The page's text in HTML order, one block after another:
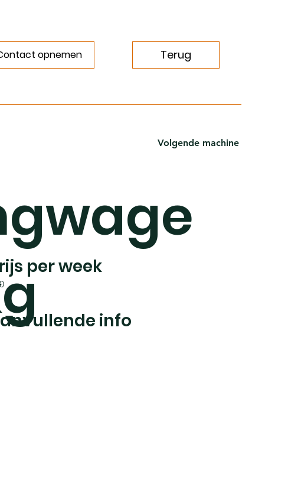
per week
info
Volgende machine
opnemen Terug